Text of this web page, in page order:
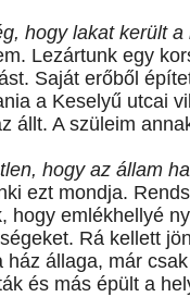
hogy lakat került
Lezártunk egy
Saját erőből
a Keselyű utcai
állt. A szüleim
hogy az állam
ezt mondja.
hogy emlékhellyé
Rá kellett
ház állaga, már
és más épült a